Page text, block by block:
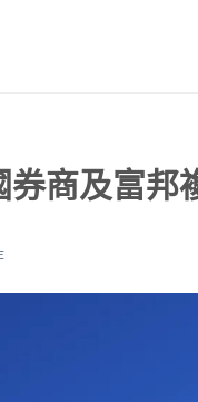
券商及富邦